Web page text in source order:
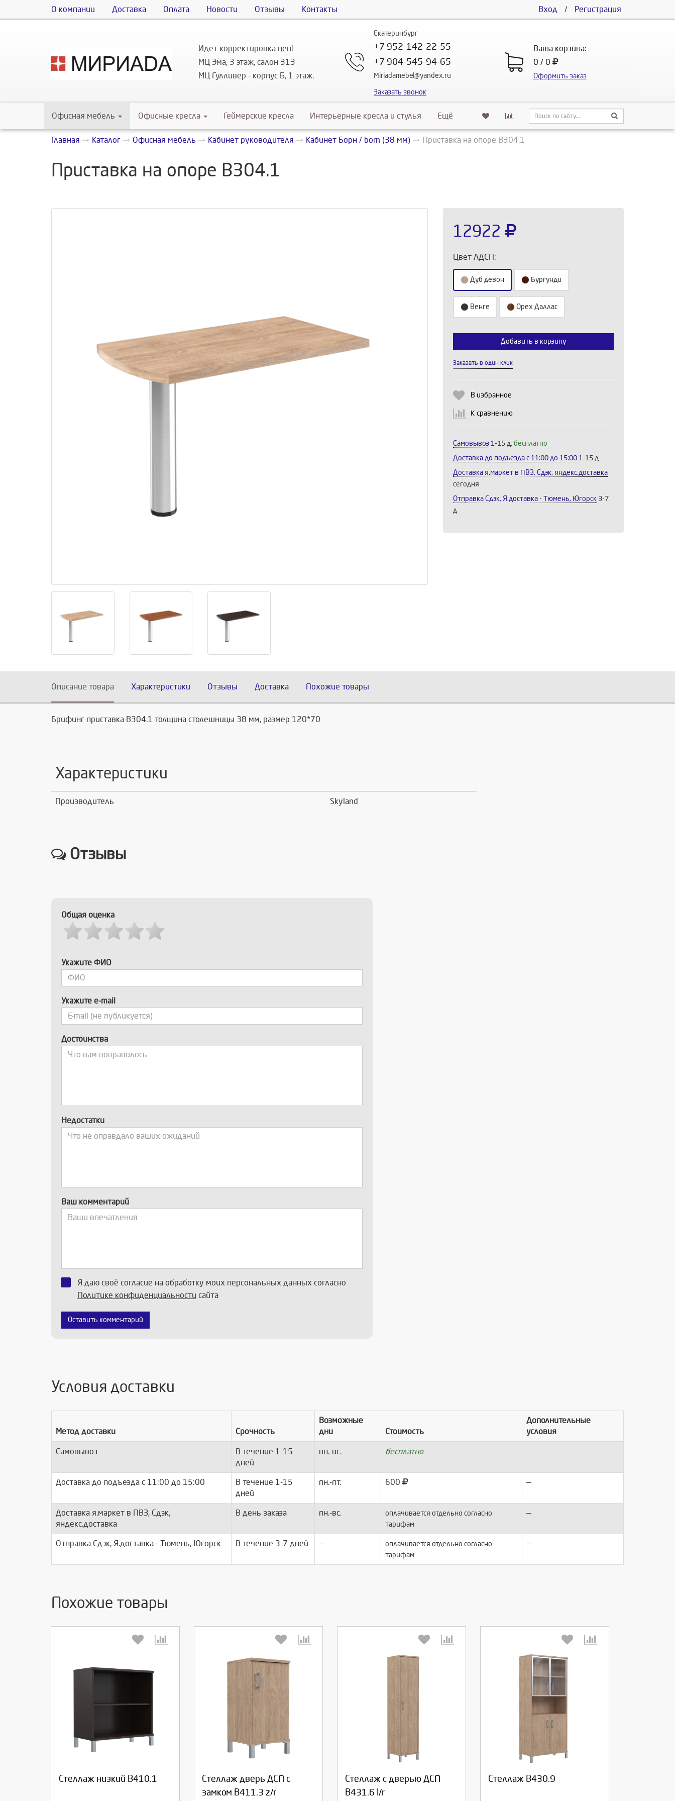
О компании Доставка Оплата Новости Отзывы Контакты Вход / Регистрация
Идет корректировка цен!
МЦ Эма, 3 этаж, салон 313
МЦ Гулливер - корпус Б, 1 этаж.
Екатеринбург
+7 952-142-22-55
+7 904-545-94-65
Miriadamebel@yandex.ru
Заказать звонок
Ваша корзина:
0 / 0
Оформить заказ
Офисная мебель Офисные кресла Геймерские кресла Интерьерные кресла и стулья Ещё
Главная Каталог Офисная мебель Кабинет руководителя Кабинет Борн / born (38 мм) Приставка на опоре В304.1
Приставка на опоре В304.1
12922
Цвет ЛДСП:
Дуб девон Бургунди
Венге Орех Даллас
Выберите количество:
Добавить в корзину
Заказать в один клик
В избранное
К сравнению
Самовывоз 1-15 д, бесплатно
Доставка до подъезда c 11:00 до 15:00 1-15 д
Доставка я.маркет в ПВЗ, Сдэк, яндекс.доставка
сегодня
Отправка Сдэк, Я.доставка - Тюмень, Югорск 3-7
д
Описание товара Характеристики Отзывы Доставка Похожие товары
Брифинг приставка В304.1 толщина столешницы 38 мм, размер 120*70
Характеристики
Производитель Skyland
Отзывы
Общая оценка
Укажите ФИО
Укажите e-mail
Достоинства
Недостатки
Ваш комментарий
Я даю своё согласие на обработку моих персональных данных согласно
Политике конфиденциальности сайта
Оставить комментарий
Условия доставки
Метод доставки Срочность
Возможные
дни
Стоимость
Дополнительные
условия
Самовывоз
В течение 1-15
дней
пн.-вс. бесплатно —
Доставка до подъезда c 11:00 до 15:00
В течение 1-15
дней
пн.-пт. 600 —
Доставка я.маркет в ПВЗ, Сдэк,
яндекс.доставка
В день заказа пн.-вс.
оплачивается отдельно согласно
тарифам
—
Отправка Сдэк, Я.доставка - Тюмень, Югорск В течение 3-7 дней —
оплачивается отдельно согласно
тарифам
—
Похожие товары
Стеллаж низкий В410.1
Стеллаж дверь ДСП с
замком В411.3 z/r
Продолжить
Стеллаж с дверью ДСП
В431.6 l/r
Выберите количество:
Продолжить Отмена
Стеллаж В430.9
Выберите количество:
Продолжить Отмена